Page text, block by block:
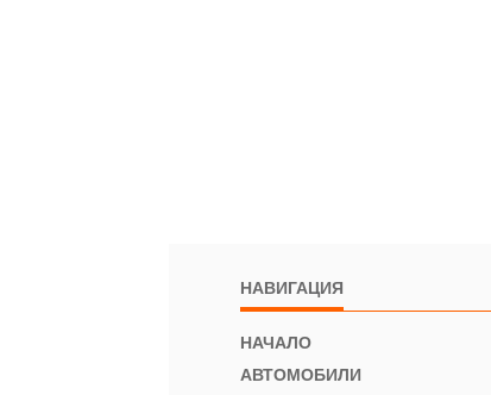
НАВИГАЦИЯ
НАЧАЛО
АВТОМОБИЛИ